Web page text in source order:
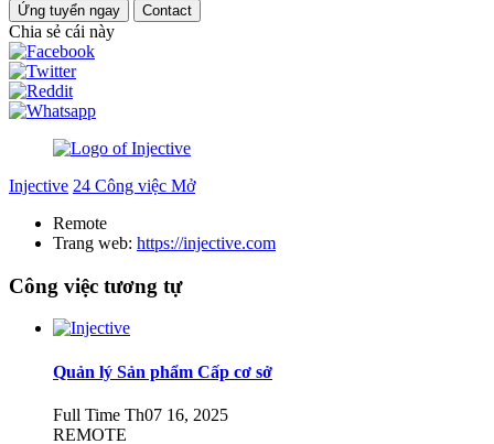
Ứng tuyển ngay Contact
Chia sẻ cái này
Injective 24 Công việc Mở
Remote
Trang web: https://injective.com
Công việc tương tự
Quản lý Sản phẩm Cấp cơ sở
Full Time Th07 16, 2025
REMOTE